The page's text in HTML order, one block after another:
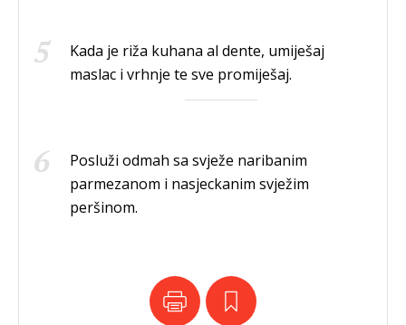
Kada je riža kuhana al dente, umiješaj
maslac i vrhnje te sve promiješaj.
Posluži odmah sa svježe naribanim
parmezanom i nasjeckanim svježim
peršinom.